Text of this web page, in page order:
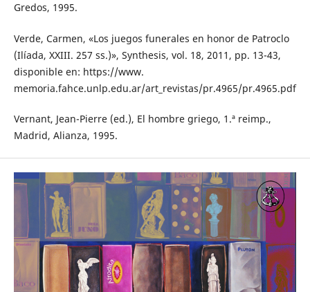
Gredos, 1995.
Verde, Carmen, «Los juegos funerales en honor de Patroclo
(Ilíada, XXIII. 257 ss.)», Synthesis, vol. 18, 2011, pp. 13-43,
disponible en: https://www.
memoria.fahce.unlp.edu.ar/art_revistas/pr.4965/pr.4965.pdf
Vernant, Jean-Pierre (ed.), El hombre griego, 1.ª reimp.,
Madrid, Alianza, 1995.